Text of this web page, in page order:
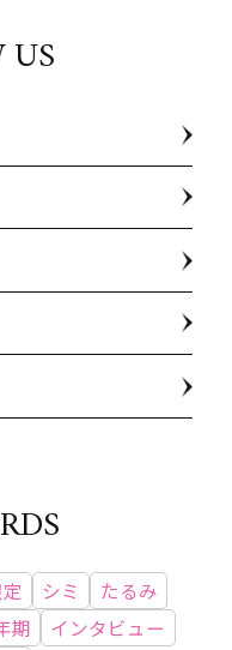
シミ
たるみ
期
インタビュー